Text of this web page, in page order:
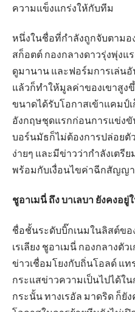
ความแข็งแกร่งให้กับทีม
หนึ่งในชื่อที่กำลังถูกจับตามอ
สก็อตต์ กองกลางดาวรุ่งพุ่งแ
ดูมานาน และฟอร์มการเล่น
แล้วก็ทำให้มูลค่าของเขาสูง
ขนาดได้รับโอกาสเข้าแคมป์
อังกฤษชุดแรกก่อนการแข่งขั
บอร์นมัธก็ไม่ต้องการปล่อยตั
ง่ายๆ และมีข่าวว่ากำลังเต
พร้อมกับเงื่อนไขค่าฉีกสัญญา
ชูอาเมนี่ ถึง บาเลบา ยังคงอ
ชื่อชั้นระดับบิ๊กเนมในลิสต์ขอ
เรเลียง ชูอาเมนี่ กองกลางตั
ข่าวเชื่อมโยงกับถิ่นโอลด์ แ
กระแสข่าวความเป็นไปได้ใ
กระนั้น ทางเรอัล มาดริด ก็ยั